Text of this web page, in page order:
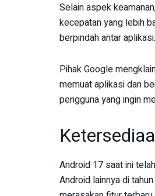
Selain aspek
kecepatan yang lebih
berpindah antar aplikasi.
Pihak Google
memuat aplikasi dan
pengguna yang ingin
Android 17 saat ini
Android lainnya di